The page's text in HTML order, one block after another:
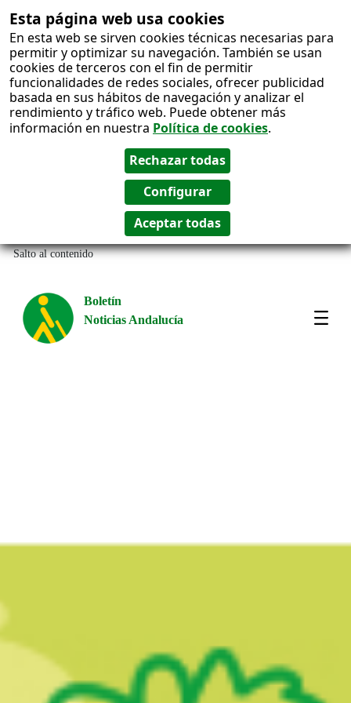
Esta página web usa cookies
En esta web se sirven cookies técnicas necesarias para
permitir y optimizar su navegación. También se usan
cookies de terceros con el fin de permitir
funcionalidades de redes sociales, ofrecer publicidad
basada en sus hábitos de navegación y analizar el
rendimiento y tráfico web. Puede obtener más
información en nuestra Política de cookies.
Salto al contenido
Boletín
Noticias Andalucía